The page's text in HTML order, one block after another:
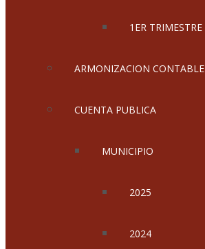
1ER TRIMESTRE
ARMONIZACION CONTABLE
CUENTA PUBLICA
MUNICIPIO
2025
2024